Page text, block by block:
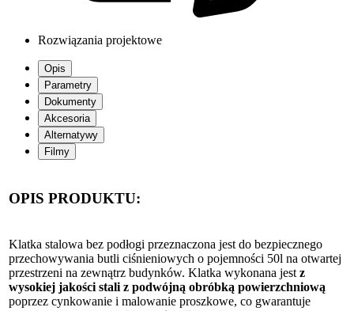
Rozwiązania projektowe
Opis
Parametry
Dokumenty
Akcesoria
Alternatywy
Filmy
OPIS PRODUKTU:
Klatka stalowa bez podłogi przeznaczona jest do bezpiecznego
przechowywania butli ciśnieniowych o pojemności 50l na otwartej
przestrzeni na zewnątrz budynków. Klatka wykonana jest z
wysokiej jakości stali z podwójną obróbką powierzchniową
poprzez cynkowanie i malowanie proszkowe, co gwarantuje